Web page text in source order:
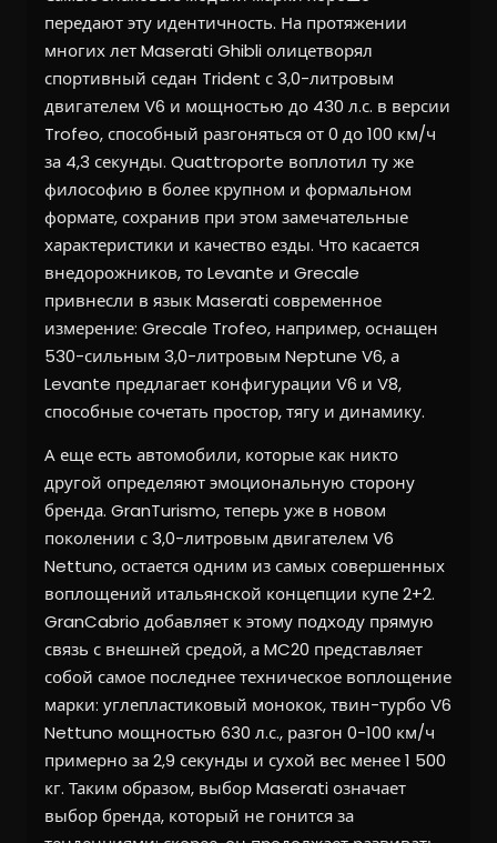
передают эту идентичность. На протяжении
многих лет Maserati Ghibli олицетворял
спортивный седан Trident с 3,0-литровым
двигателем V6 и мощностью до 430 л.с. в версии
Trofeo, способный разгоняться от 0 до 100 км/ч
за 4,3 секунды. Quattroporte воплотил ту же
философию в более крупном и формальном
формате, сохранив при этом замечательные
характеристики и качество езды. Что касается
внедорожников, то Levante и Grecale
привнесли в язык Maserati современное
измерение: Grecale Trofeo, например, оснащен
530-сильным 3,0-литровым Neptune V6, а
Levante предлагает конфигурации V6 и V8,
способные сочетать простор, тягу и динамику.
А еще есть автомобили, которые как никто
другой определяют эмоциональную сторону
бренда. GranTurismo, теперь уже в новом
поколении с 3,0-литровым двигателем V6
Nettuno, остается одним из самых совершенных
воплощений итальянской концепции купе 2+2.
GranCabrio добавляет к этому подходу прямую
связь с внешней средой, а MC20 представляет
собой самое последнее техническое воплощение
марки: углепластиковый монокок, твин-турбо V6
Nettuno мощностью 630 л.с., разгон 0-100 км/ч
примерно за 2,9 секунды и сухой вес менее 1 500
кг. Таким образом, выбор Maserati означает
выбор бренда, который не гонится за